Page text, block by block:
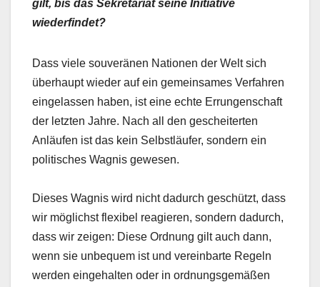
gilt, bis das Sekretariat seine Initiative
wiederfindet?
Dass viele souveränen Nationen der Welt sich
überhaupt wieder auf ein gemeinsames Verfahren
eingelassen haben, ist eine echte Errungenschaft
der letzten Jahre. Nach all den gescheiterten
Anläufen ist das kein Selbstläufer, sondern ein
politisches Wagnis gewesen.
Dieses Wagnis wird nicht dadurch geschützt, dass
wir möglichst flexibel reagieren, sondern dadurch,
dass wir zeigen: Diese Ordnung gilt auch dann,
wenn sie unbequem ist und vereinbarte Regeln
werden eingehalten oder in ordnungsgemäßen